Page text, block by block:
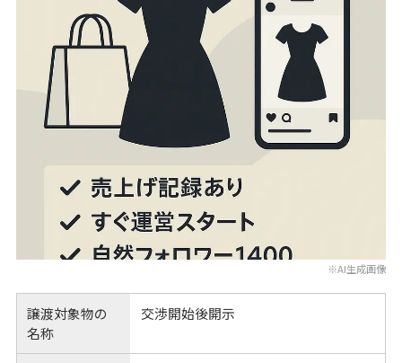
※AI生成画像
譲渡対象物の
名称
交渉開始後開示